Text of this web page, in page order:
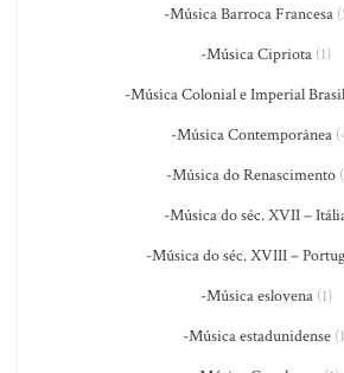
-Música Barroca Francesa
-Música Cipriota (1)
-Música Colonial e Imperial
-Música Contemporânea
-Música do Renascimento
-Música do séc. XVII –
-Música do séc. XVIII –
-Música eslovena(1)
-Música estadunidense